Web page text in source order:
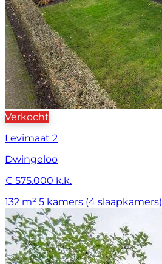
Verkocht
Levimaat 2
Dwingeloo
€ 575.000 k.k.
132 m² 5 kamers (4 slaapkamers)